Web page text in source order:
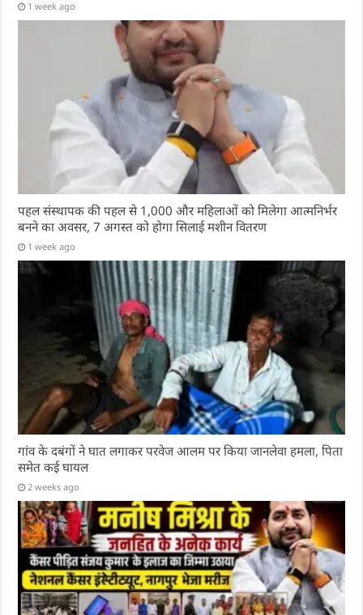
1 week ago
पहल संस्थापक की पहल से 1,000 और महिलाओं को मिलेगा आत्मनिर्भर
बनने का अवसर, 7 अगस्त को होगा सिलाई मशीन वितरण
1 week ago
गांव के दबंगों ने घात लगाकर परवेज आलम पर किया जानलेवा हमला, पिता
समेत कई घायल
2 weeks ago